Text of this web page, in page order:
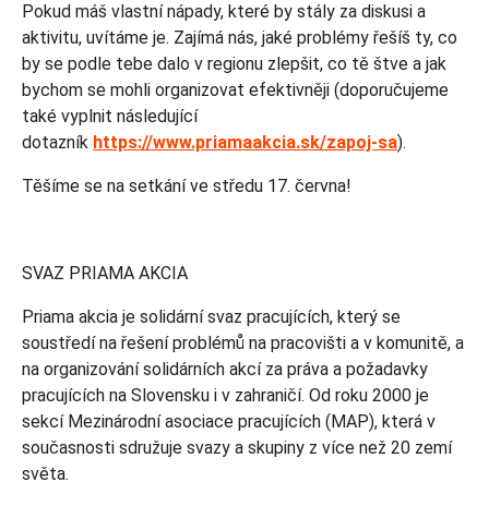
Pokud máš vlastní nápady, které by stály za diskusi a
aktivitu, uvítáme je. Zajímá nás, jaké problémy řešíš ty, co
by se podle tebe dalo v regionu zlepšit, co tě štve a jak
bychom se mohli organizovat efektivněji (doporučujeme
také vyplnit následující
dotazník https://www.priamaakcia.sk/zapoj-sa).
Těšíme se na setkání ve středu 17. června!
SVAZ PRIAMA AKCIA
Priama akcia je solidární svaz pracujících, který se
soustředí na řešení problémů na pracovišti a v komunitě, a
na organizování solidárních akcí za práva a požadavky
pracujících na Slovensku i v zahraničí. Od roku 2000 je
sekcí Mezinárodní asociace pracujících (MAP), která v
současnosti sdružuje svazy a skupiny z více než 20 zemí
světa.